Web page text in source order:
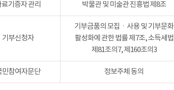
기증자 관리 박물관 및 미술관 진흥법 제8조
기부신청자
기부금품의 모집ㆍ사용 및 기부문화
활성화에 관한 법률 제7조, 소득세법
제81조의7, 제160조의3
민참여자문단 정보주체 동의